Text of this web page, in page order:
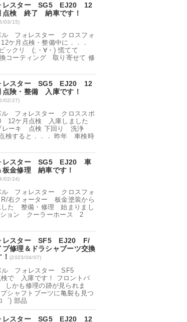
レスター SG5 EJ20 12
点検 終了 納車です！
03/15)
ル フォレスター クロスフォ
月点検・整備中に．．．
ックリ (;・∀・) 慌てて
ーティング 取り寄せて 修
レスター SG5 EJ20 12
点険・整備 入庫です！
02/27)
ル フォレスター クロススポ
ケ月点検 入庫しました
レーキ 点検 下回り 洗浄
検すると．．． 昨年 車検時
レスター SG5 EJ20 車
板金修理 納車です！
02/24)
ル フォレスター クロスフォ
クォーター 板金塗装から
した 整備・修理 始まりまし
ョン クーラーホース 2
レスター SF5 EJ20 F/
プ修理＆ドラシャブーツ交換
(2023/04/07)
ル フォレスター SF5
で 入庫です！ フロントパ
かも修理の跡が見られま
シャフトブーツに亀裂も見つ
) 部品
レスター SG5 EJ20 12